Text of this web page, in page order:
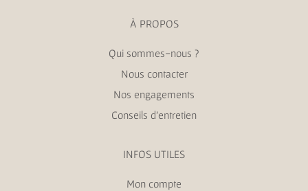
À PROPOS
Qui sommes-nous ?
Nous contacter
Nos engagements
Conseils d’entretien
INFOS UTILES
Mon compte